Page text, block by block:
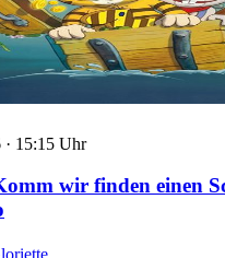
· 15:15 Uhr
wir finden einen